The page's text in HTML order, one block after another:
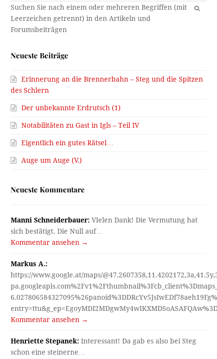
OK
Neueste Beiträge
Erinnerung an die Brennerbahn – Steg und die Spitzen
des Schlern
Der unbekannte Erdrutsch (1)
Notabilitäten zu Gast in Igls – Teil IV
Eigentlich ein gutes Rätsel…
Auge um Auge (V.)
Neueste Kommentare
Manni Schneiderbauer: VIelen Dank! Die Vermutung hat
sich bestätigt. Die Null auf…
Kommentar ansehen →
Markus A.:
https://www.google.at/maps/
Kommentar ansehen →
Henriette Stepanek: Interessant! Da gab es also bei Steg
schon eine steinerne…